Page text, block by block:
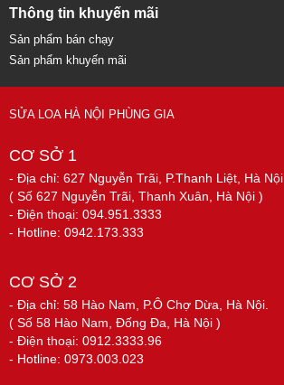
Thông tin khuyến mãi
Sản phẩm bán chạy
Sản phẩm khuyến mãi
SỬA LOA HÀ NỘI PHÙNG GIA
CƠ SỞ 1
- Địa chỉ: 627 Nguyễn Trãi, P.Thanh Liệt, Hà Nội.
( Số 627 Nguyễn Trãi, Thanh Xuân, Hà Nội )
- Điện thoại: 094.951.3333
- Hotline: 0942.173.333
CƠ SỞ 2
- Địa chỉ: 58 Hào Nam, P.Ô Chợ Dừa, Hà Nội.
( Số 58 Hào Nam, Đống Đa, Hà Nội )
- Điện thoại: 0912.3333.96
- Hotline: 0973.003.023